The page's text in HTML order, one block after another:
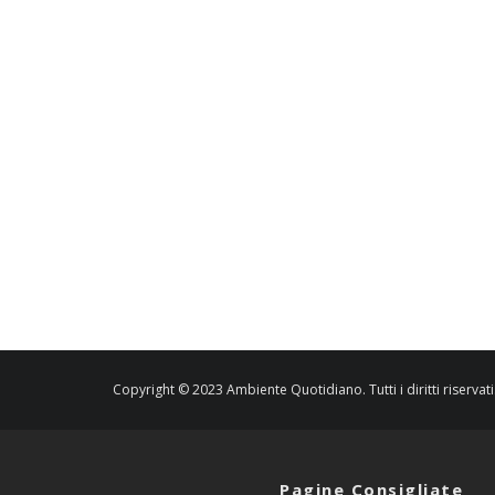
Copyright © 2023 Ambiente Quotidiano. Tutti i diritti riservati.
Pagine Consigliate